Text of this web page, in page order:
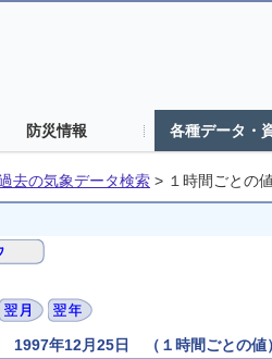
防災情報 各種データ・
去の気象データ検索 > １時間ごとの
1997年12月25日 （１時間ごとの値